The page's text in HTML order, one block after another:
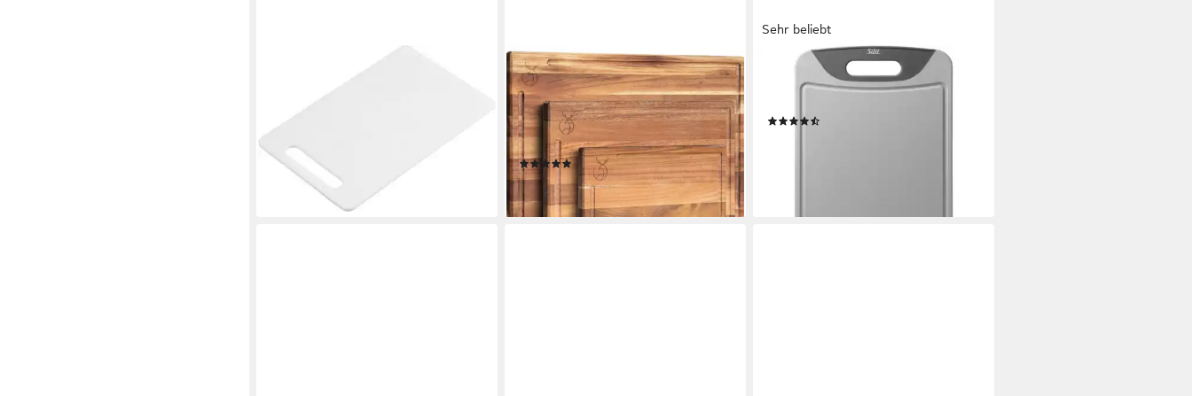
23,5 x 14,5 x 0,5 cm, Farbe: Weiß, (1-
St)
2,65 €
lieferbar - in 9-11 Werktagen bei dir
WALDWERK
Schneidebrett Schneidebrett 3er Set
(40x30 / 33x24 / 26x18cm) aus
massiver Akazie, (3-St), Set mit
Brettständer - 2cm dicke Holzbretter
mit Saftrille
59,99 €
lieferbar - in 4-5 Werktagen bei dir
Sehr beliebt
Schneidebrett, Kunststoff,